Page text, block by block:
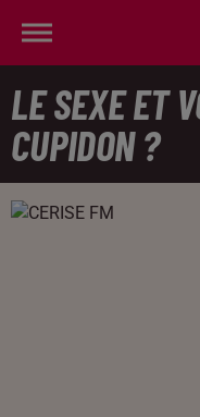
LE SEXE ET
CUPIDON ?